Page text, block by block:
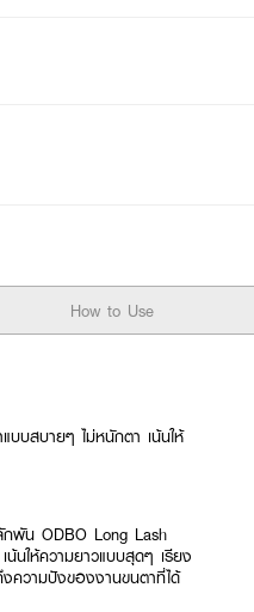
How to Use
บสบายๆ ไม่หนักตา เน้นให้
กพัน ODBO Long Lash
นให้ความยาวแบบสุดๆ เรียง
ความปังของงานขนตาที่ได้